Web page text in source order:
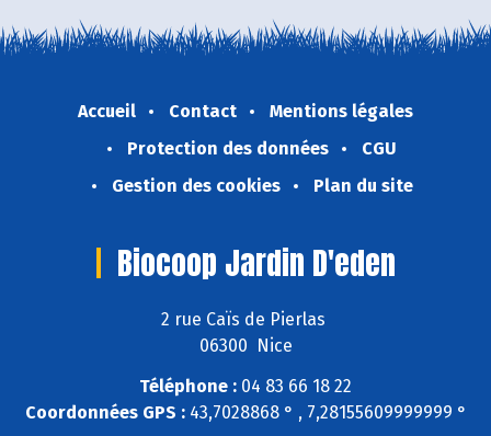
Accueil Contact
Mentions légales
Protection des données
CGU
Gestion des cookies
Plan du site
Biocoop Jardin D'eden
2 rue Caïs de Pierlas
06300 Nice
Téléphone : 04 83 66 18 22
Coordonnées GPS :43,7028868 ° , 7,28155609999999 °